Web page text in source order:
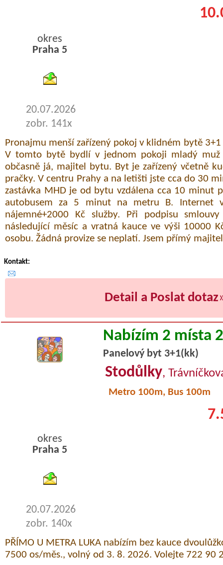
okres
Praha 5
20.07.2026
zobr. 141x
Pronajmu menší zařízený pokoj v klidném bytě
V tomto bytě bydlí v jednom pokoji mladý
občasně já, majitel bytu. Byt je zařízený včetně
pračky. V centru Prahy a na letišti jste cca do 30
zastávka MHD je od bytu vzdálena cca 10 minut
autobusem za 5 minut na metru B. Internet
nájemné+2000 Kč služby. Při podpisu
následující měsíc a vratná kauce ve výši 10000
osobu. Žádná provize se neplatí. Jsem přímý
Kontakt:
Detail a Poslat dotaz
Nabízím 2 místa
Panelový byt 3+1(kk)
Stodůlky,
Metro 100m, Bus 100m
okres
Praha 5
20.07.2026
zobr. 140x
PŘÍMO U METRA LUKA nabízím bez kauce
7500 os/měs., volný od 3. 8. 2026. Volejte 722 90